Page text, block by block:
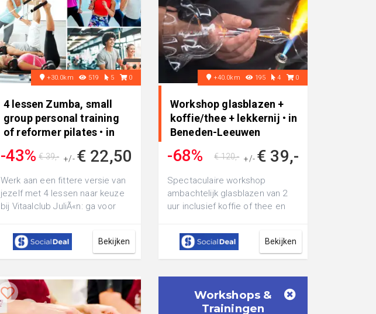
+30.0km 519 5 0
4 lessen Zumba, small
group personal training
of reformer pilates • in
Maurik
-43% +/- € 22,50
€ 39,-
Werk aan een fittere versie van
jezelf met 4 lessen naar keuze
bij Vitaalclub JuliÃ«n: ga voor
Bekijken
+40.0km 195 4 0
Workshop glasblazen +
koffie/thee + lekkernij • in
Beneden-Leeuwen
-68% +/- € 39,-
€ 120,-
Spectaculaire workshop
ambachtelijk glasblazen van 2
uur inclusief koffie of thee en
GlasEnte...
Bekijken
Workshops &
Trainingen